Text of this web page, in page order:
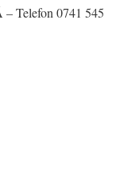
Telefon 0741 545